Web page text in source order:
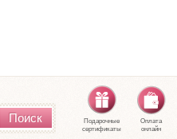
Поиск
Подарочные
сертификаты
Оплата
онлайн